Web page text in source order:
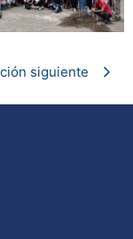
siguiente